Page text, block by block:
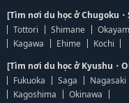
[Tìm nơi du học ở Chugoku
Tottori
Shimane
Kagawa
Ehime
Kochi
[Tìm nơi du học ở Kyushu・
Fukuoka
Saga Nagasaki
Kagoshima
Okinawa